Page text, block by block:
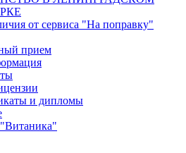
от сервиса "На поправку"
прием
и дипломы